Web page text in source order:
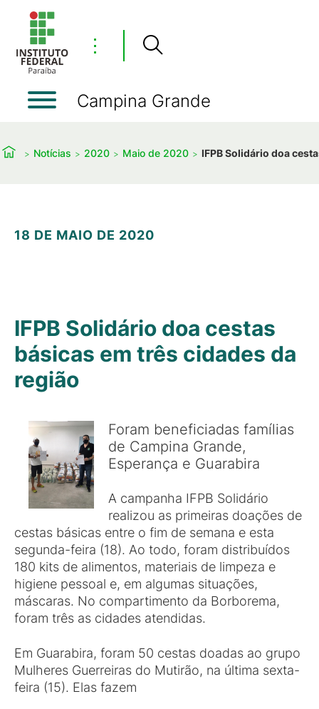
⋮
Campina Grande
Notícias 2020 Maio de 2020 IFPB Solidário doa
18 DE MAIO DE 2020
IFPB Solidário doa cestas
básicas em três cidades da
região
Foram beneficiadas famílias
de Campina Grande,
Esperança e Guarabira
A campanha IFPB Solidário
realizou as primeiras doações de
cestas básicas entre o fim de semana e esta
segunda-feira (18). Ao todo, foram distribuídos
180 kits de alimentos, materiais de limpeza e
higiene pessoal e, em algumas situações,
máscaras. No compartimento da Borborema,
foram três as cidades atendidas.
Em Guarabira, foram 50 cestas doadas ao grupo
Mulheres Guerreiras do Mutirão, na última sexta-
feira (15). Elas fazem